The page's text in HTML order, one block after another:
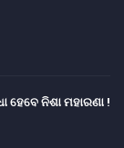
ନିଶା ମହାରଣା !